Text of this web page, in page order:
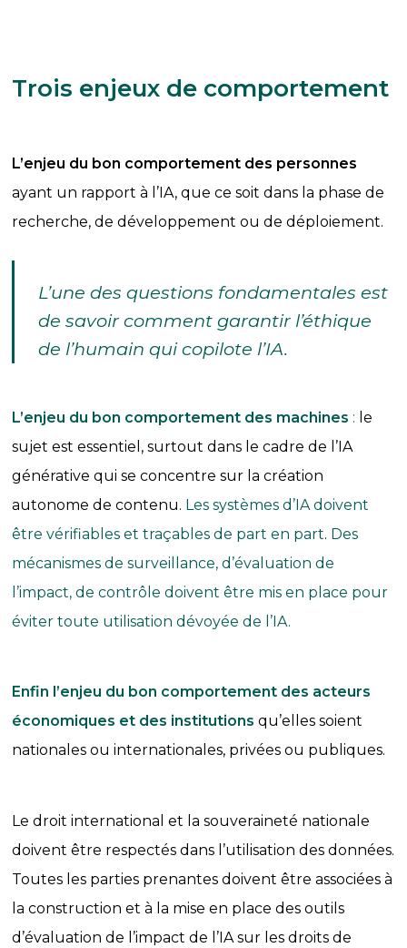
Trois enjeux de comportement
L’enjeu du bon comportement des personnes
ayant un rapport à l’IA, que ce soit dans la phase de
recherche, de développement ou de déploiement.
L’une des questions fondamentales est
de savoir comment garantir l’éthique
de l’humain qui copilote l’IA.
L’enjeu du bon comportement des machines : le
sujet est essentiel, surtout dans le cadre de l’IA
générative qui se concentre sur la création
autonome de contenu. Les systèmes d’IA doivent
être vérifiables et traçables de part en part. Des
mécanismes de surveillance, d’évaluation de
l’impact, de contrôle doivent être mis en place pour
éviter toute utilisation dévoyée de l’IA.
Enfin l’enjeu du bon comportement des acteurs
économiques et des institutions qu’elles soient
nationales ou internationales, privées ou publiques.
Le droit international et la souveraineté nationale
doivent être respectés dans l’utilisation des données.
Toutes les parties prenantes doivent être associées à
la construction et à la mise en place des outils
d’évaluation de l’impact de l’IA sur les droits de